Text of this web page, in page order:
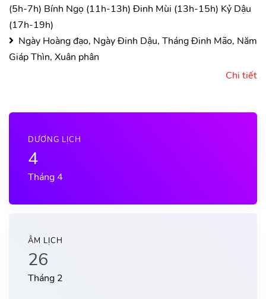
(5h-7h) Bính Ngọ (11h-13h) Đinh Mùi (13h-15h) Kỷ Dậu
(17h-19h)
Ngày Hoàng đạo, Ngày Đinh Dậu, Tháng Đinh Mão, Năm
Giáp Thìn, Xuân phân
Chi tiết
DƯƠNG LỊCH
4
Tháng 4
ÂM LỊCH
26
Tháng 2